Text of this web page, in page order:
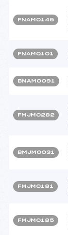
FNAM0145
FNAM0101
BNAM0091
FMJM0282
BMJM0031
FMJM0181
FMJM0185